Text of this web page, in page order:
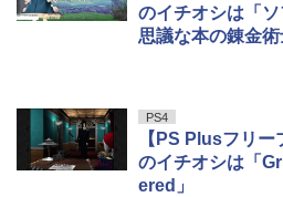
のイチオシは「
思議な本の錬金術
PS4
【PS Plusフリー
のイチオシは「
ered」